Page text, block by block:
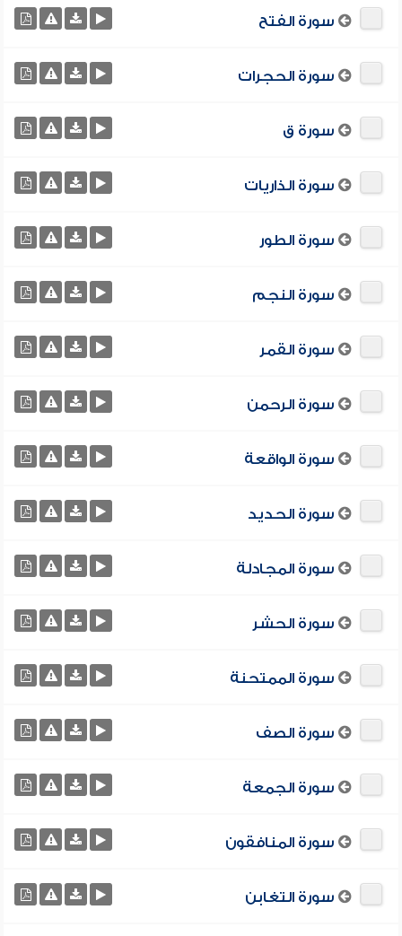
سورة الفتح
سورة الحجرات
سورة ق
سورة الذاريات
سورة الطور
سورة النجم
سورة القمر
سورة الرحمن
سورة الواقعة
سورة الحديد
سورة المجادلة
سورة الحشر
سورة الممتحنة
سورة الصف
سورة الجمعة
سورة المنافقون
سورة التغابن